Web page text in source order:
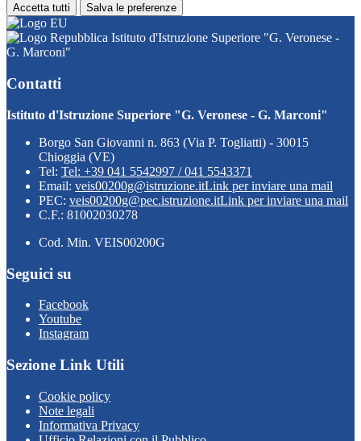
Accetta tutti Salva le preferenze
Istituto d'Istruzione Superiore "G. Veronese -
G. Marconi"
Contatti
Istituto d'Istruzione Superiore "G. Veronese - G. Marconi"
Borgo San Giovanni n. 863 (Via P. Togliatti) - 30015
Chioggia (VE)
Tel: Tel: +39 041 5542997 / 041 5543371
Email: veis00200g@istruzione.itLink per inviare una mail
PEC: veis00200g@pec.istruzione.itLink per inviare una mail
C.F.: 81002030278
Cod. Min. VEIS00200G
Seguici su
Facebook
Youtube
Instagram
Sezione Link Utili
Cookie policy
Note legali
Informativa Privacy